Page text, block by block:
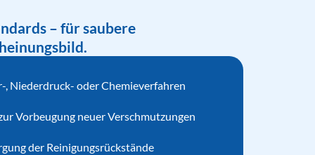
– für saubere
, Niederdruck- oder Chemieverfahren
Vorbeugung neuer Verschmutzungen
der Reinigungsrückstände